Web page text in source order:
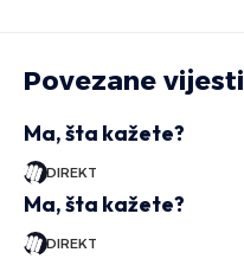
Povezane vijesti
Ma, šta kažete?
DIREKT
Ma, šta kažete?
DIREKT